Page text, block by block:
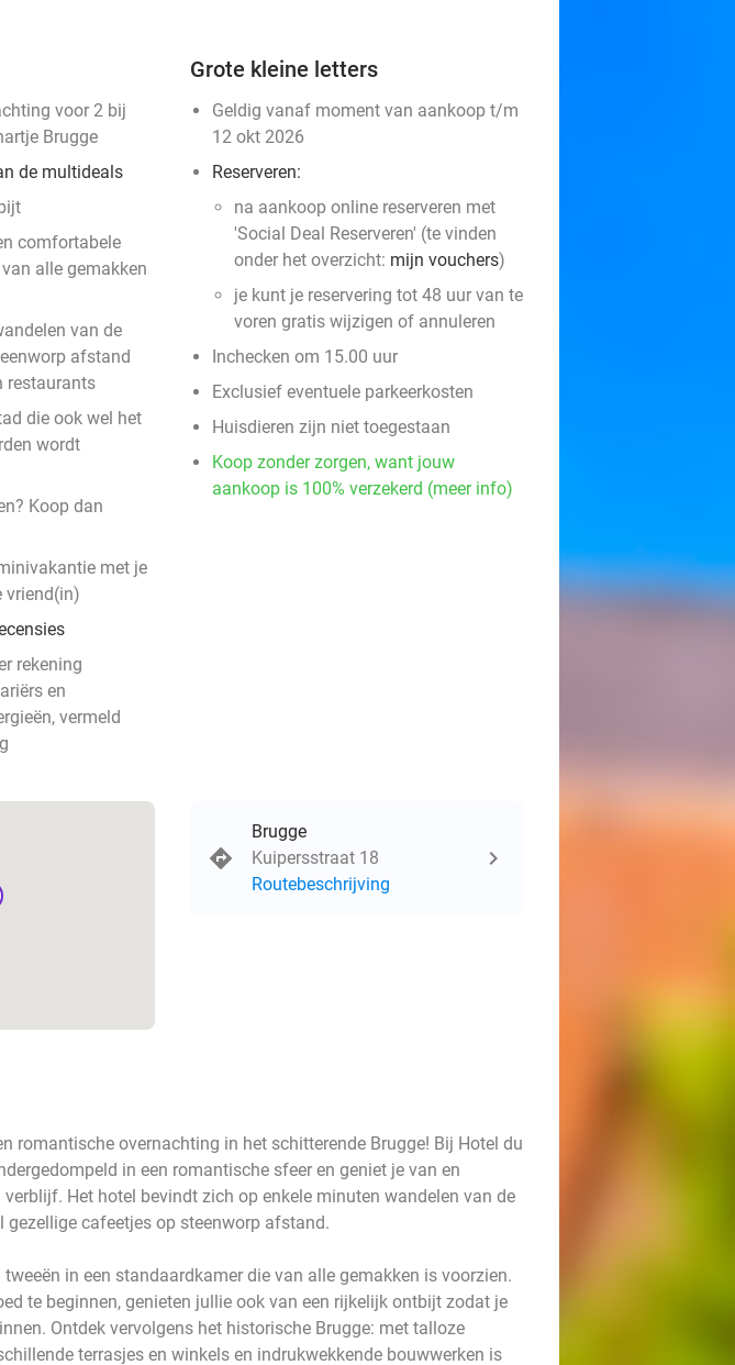
voor 2 bij
Brugge
de multideals
comfortabele
alle gemakken
van de
afstand
restaurants
die ook wel het
wordt
Koop dan
met je
vriend(in)
rekening
en
vermeld
Grote kleine letters
Geldig vanaf moment van aankoop t/m
12 okt 2026
Reserveren:
na aankoop online reserveren met
'Social Deal Reserveren' (te vinden
onder het overzicht: mijn vouchers)
je kunt je reservering tot 48 uur van te
voren gratis wijzigen of annuleren
Inchecken om 15.00 uur
Exclusief eventuele parkeerkosten
Huisdieren zijn niet toegestaan
Koop zonder zorgen, want jouw
aankoop is 100% verzekerd (meer info)
Brugge
Kuipersstraat 18
Routebeschrijving
romantische overnachting in het schitterende Brugge! Bij Hotel du
in een romantische sfeer en geniet je van en
Het hotel bevindt zich op enkele minuten wandelen van de
gezellige cafeetjes op steenworp afstand.
in een standaardkamer die van alle gemakken is voorzien.
te beginnen, genieten jullie ook van een rijkelijk ontbijt zodat je
Ontdek vervolgens het historische Brugge: met talloze
terrasjes en winkels en indrukwekkende bouwwerken is